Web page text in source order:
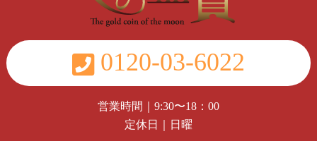
0120-03-6022
営業時間｜9:30〜18：00
定休日｜日曜